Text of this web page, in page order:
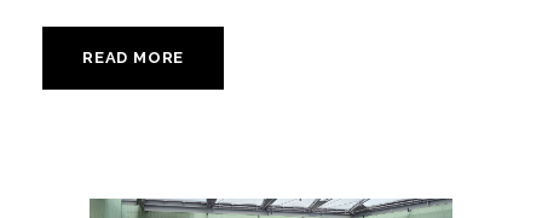
READ MORE